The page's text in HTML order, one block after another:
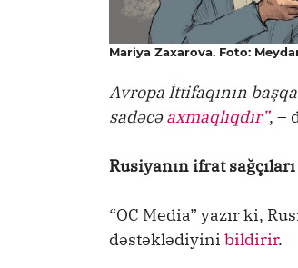
Mariya Zaxarova. Foto:
Avropa İttifaqının
sadəcəaxmaqlıqdır”, –
Rusiyanın ifrat
“OC Media” yazır ki,
dəstəklədiyini bildirir.